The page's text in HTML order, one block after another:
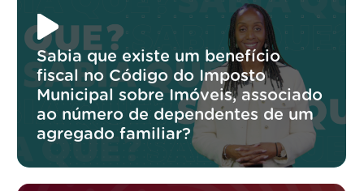
Sabia que existe um benefício
fiscal no Código do Imposto
Municipal sobre Imóveis, associado
ao número de dependentes de um
agregado familiar?